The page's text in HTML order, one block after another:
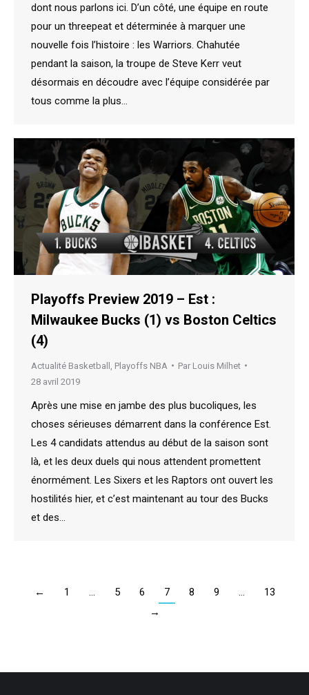
dont nous parlons ici. D’un côté, une équipe en route
pour un threepeat et déterminée à marquer une
nouvelle fois l’histoire : les Warriors. Chahutée
pendant la saison, la troupe de Steve Kerr veut
désormais en découdre avec l’équipe considérée par
tous comme la plus…
Playoffs Preview 2019 – Est :
Milwaukee Bucks (1) vs Boston Celtics
(4)
Actualité Basketball Playoffs NBA Par Louis Milhet
28 avril 2019
Après une mise en jambe des plus bucoliques, les
choses sérieuses démarrent dans la conférence Est.
Les 4 candidats attendus au début de la saison sont
là, et les deux duels qui nous attendent promettent
énormément. Les Sixers et les Raptors ont ouvert les
hostilités hier, et c’est maintenant au tour des Bucks
et des…
← 1 … 5 6 7 8 9 …
13
→